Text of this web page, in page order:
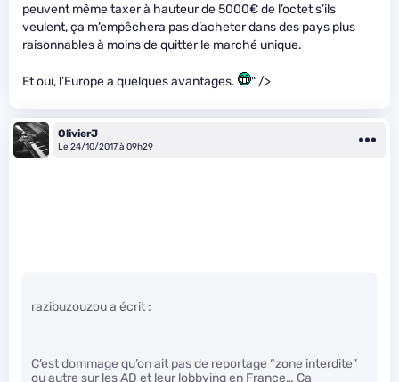
peuvent même taxer à hauteur de 5000€ de l’octet s’ils
veulent, ça m’empêchera pas d’acheter dans des pays plus
raisonnables à moins de quitter le marché unique.
Et oui, l’Europe a quelques avantages. " />
OlivierJ
Le 24/10/2017 à 09h29
razibuzouzou a écrit :
C’est dommage qu’on ait pas de reportage “zone interdite”
ou autre sur les AD et leur lobbying en France… Ca